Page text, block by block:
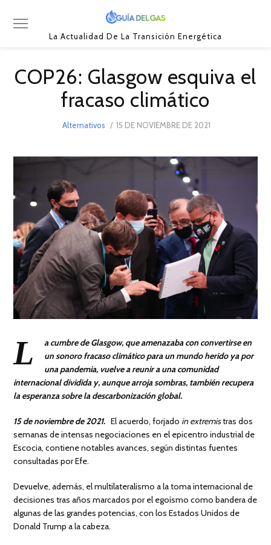
La Actualidad De La Transición Energética
COP26: Glasgow esquiva el
fracaso climático
Alternativos
POSTED
15 DE NOVIEMBRE DE 2021
DE
L
a cumbre de Glasgow, que amenazaba con convertirse en
un sonoro fracaso climático para un mundo herido ya por
una pandemia, vuelve a reunir a una comunidad
internacional dividida y, aunque arroja sombras, también recupera
la esperanza sobre la descarbonización global.
15 de noviembre de 2021. El acuerdo, forjado in extremistras dos
semanas de intensas negociaciones en el epicentro industrial de
Escocia, contiene notables avances, según distintas fuentes
consultadas por Efe.
Devuelve, además, el multilateralismo a la toma internacional de
decisiones tras años marcados por el egoísmo como bandera de
algunas de las grandes potencias, con los Estados Unidos de
Donald Trump a la cabeza.